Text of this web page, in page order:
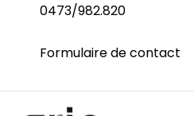
0473/982.820
Formulaire de contact